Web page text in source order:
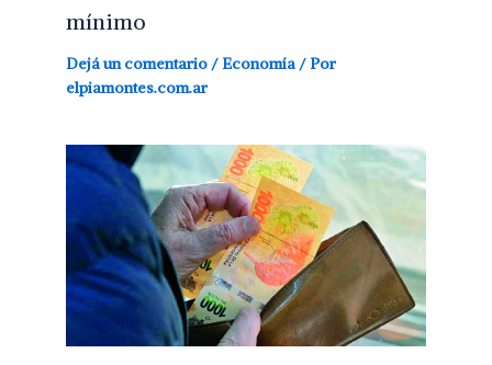
mínimo
Dejá un comentario / Economía / Por
elpiamontes.com.ar